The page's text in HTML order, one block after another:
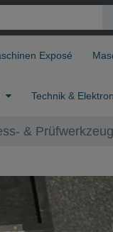
Exposé
Technik &
&